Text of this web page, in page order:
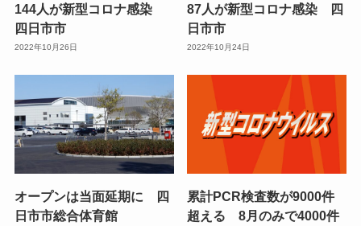
144人が新型コロナ感染
四日市市
2022年10月26日
87人が新型コロナ感染 四
日市市
2022年10月24日
オープンは当面延期に 四
日市市総合体育館
累計PCR検査数が9000件
超える 8月のみで4000件